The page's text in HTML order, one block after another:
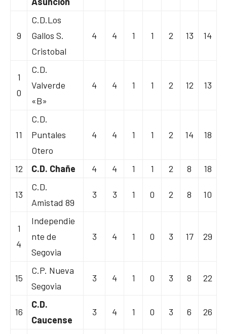
9
C.D.Los
Gallos S.
Cristobal
4 4 1 1 2 13 14
1
0
C.D.
Valverde
«B»
4 4 1 1 2 12 13
11
C.D.
Puntales
Otero
4 4 1 1 2 14 18
12 C.D. Chañe 4 4 1 1 2 8 18
13
C.D.
Amistad 89
3 3 1 0 2 8 10
1
4
Independie
nte de
Segovia
3 4 1 0 3 17 29
15
C.P. Nueva
Segovia
3 4 1 0 3 8 22
16
C.D.
Caucense
3 4 1 0 3 6 26